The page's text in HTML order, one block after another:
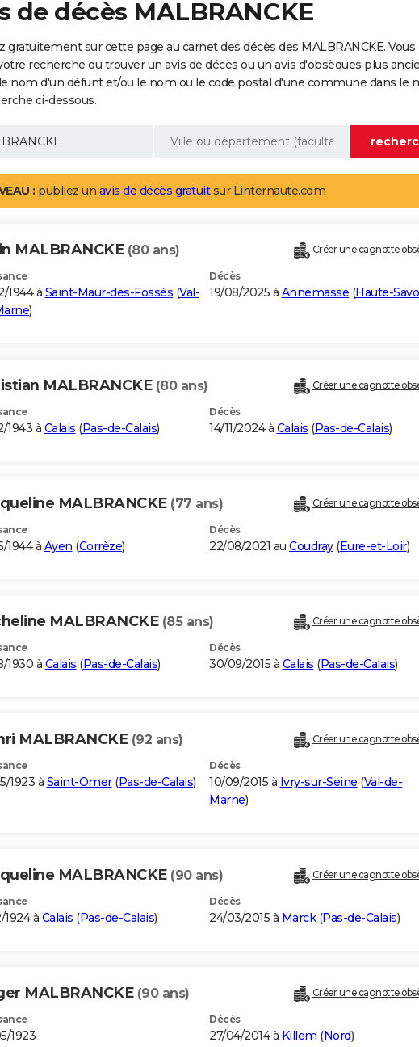
de décès MALBRANCKE
gratuitement sur cette page au carnet des décès des MALBRANCKE. Vous
recherche ou trouver un avis de décès ou un avis d'obsèques plus
nom d'un défunt et/ou le nom ou le code postal d'une commune dans le
ci-dessous.
: publiez un avis de décès gratuitsur Linternaute.com
MALBRANCKE (80 ans) Créer une cagnotte
1944 à Saint-Maur-des-Fossés (Val-
)
Décès
19/08/2025 à Annemasse (Haute-
MALBRANCKE (80 ans) Créer une cagnotte
1943 à Calais (Pas-de-Calais)
Décès
14/11/2024 à Calais (Pas-de-Calais)
MALBRANCKE (77 ans) Créer une cagnotte
1944 à Ayen (Corrèze)
Décès
22/08/2021 au Coudray(Eure-et-Loir)
MALBRANCKE (85 ans) Créer une cagnotte
1930 à Calais (Pas-de-Calais)
Décès
30/09/2015 à Calais (Pas-de-Calais)
MALBRANCKE (92 ans) Créer une cagnotte
1923 à Saint-Omer(Pas-de-Calais)
Décès
10/09/2015 à Ivry-sur-Seine (Val-de-
Marne)
MALBRANCKE (90 ans) Créer une cagnotte
1924 à Calais (Pas-de-Calais)
Décès
24/03/2015 à Marck(Pas-de-Calais)
MALBRANCKE (90 ans) Créer une cagnotte
1923
Décès
27/04/2014 à Killem (Nord)